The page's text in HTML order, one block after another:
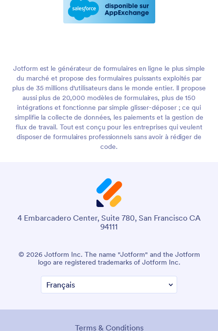
Jotform est le générateur de formulaires en ligne le plus simple
du marché et propose des formulaires puissants exploités par
plus de 35 millions d'utilisateurs dans le monde entier. Il propose
aussi plus de 20,000 modèles de formulaires, plus de 150
intégrations et fonctionne par simple glisser-déposer ; ce qui
simplifie la collecte de données, les paiements et la gestion de
flux de travail. Tout est conçu pour les entreprises qui veulent
sont des marques déposées de Jotform Inc.